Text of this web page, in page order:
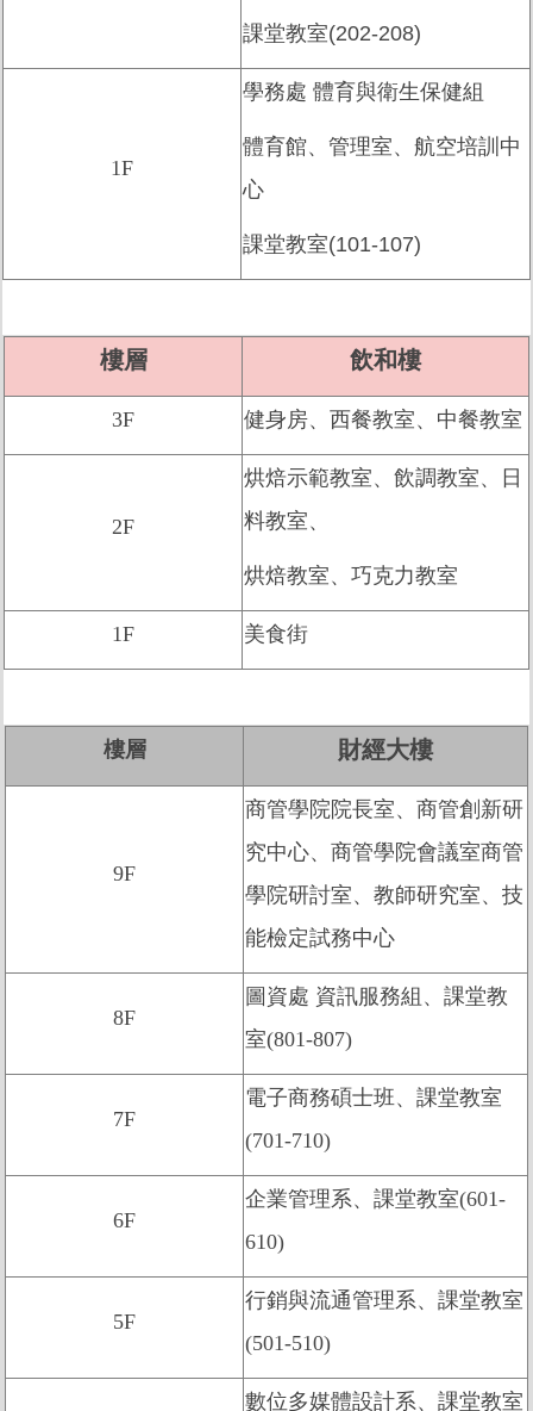
課堂教室(202-208)
1F
學務處 體育與衛生保健組
體育館、管理室、航空培訓中
心
課堂教室(101-107)
樓層 飲和樓
3F 健身房、西餐教室、中餐教室
2F
烘焙示範教室、飲調教室、日
料教室、
烘焙教室、 巧克力教室
1F 美食街
樓層 財經大樓
9F
商管學院院長室、商管創新研
究中心、商管學院會議室商管
學院研討室、教師研究室、技
能檢定試務中心
8F
圖資處 資訊服務組、課堂教
室(801-807)
7F
電子商務碩士班、課堂教室
(701-710)
6F
企業管理系、課堂教室(601-
610)
5F
行銷與流通管理系、課堂教室
(501-510)
數位多媒體設計系、課堂教室